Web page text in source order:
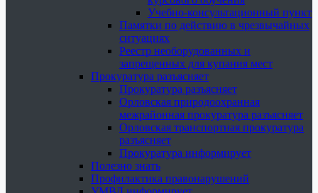
Учебно-консультационный пункт
Памятки по действию в чрезвычайных
ситуациях
Реестр необорудованных и
запрещенных для купания мест
Прокуратура разъясняет
Прокуратура разъясняет
Орловская природоохранная
межрайонная прокуратура разъясняет
Орловская транспортная прокуратура
разъясняет
Прокуратура информирует
Полезно знать
Профилактика правонарушений